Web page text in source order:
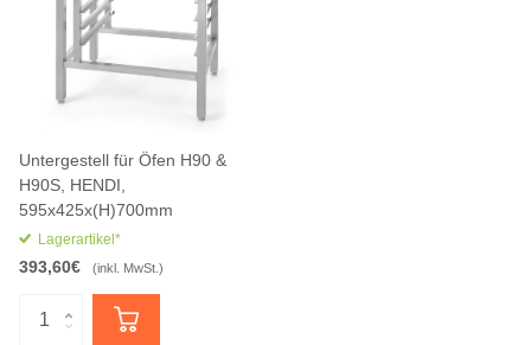
Untergestell für Öfen H90 &
H90S, HENDI,
595x425x(H)700mm
Lagerartikel*
393,60€ (inkl. MwSt.)